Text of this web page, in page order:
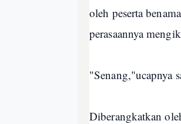
oleh peserta
perasaannya
"Senang,"ucapnya
Diberangkatkan